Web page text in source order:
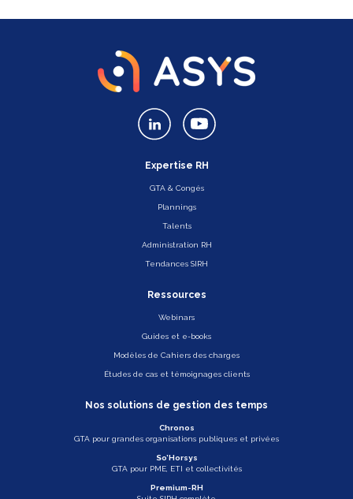
Expertise RH
GTA & Congés
Plannings
Talents
Administration RH
Tendances SIRH
Ressources
Webinars
Guides et e-books
Modèles de Cahiers des charges
Études de cas et témoignages clients
Nos solutions de gestion des temps
Chronos
GTA pour grandes organisations publiques et privées
So’Horsys
GTA pour PME, ETI et collectivités
Premium-RH